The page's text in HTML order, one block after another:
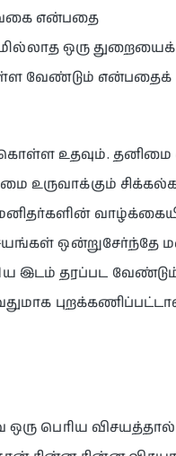
என்பதை
ஒரு துறையைக்
வேண்டும் என்பதைக்
உதவும்.
உருவாக்கும்
ஒன்றுசேர்ந்தே
இடம் தரப்பட
பெரிய விசயத்தால்